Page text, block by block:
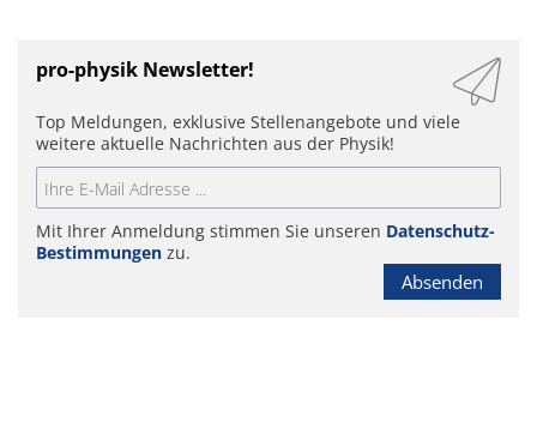
pro-physik Newsletter!
Top Meldungen, exklusive Stellenangebote und viele
weitere aktuelle Nachrichten aus der Physik!
Mit Ihrer Anmeldung stimmen Sie unseren Datenschutz-
Bestimmungen zu.
Absenden